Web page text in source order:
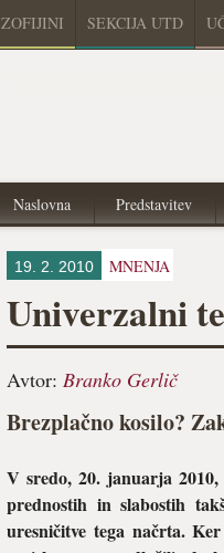
ZOFIJINI SEKCIJA UTD
Naslovna Predstavitev
19. 2. 2010 MNENJA
Univerzalni
Avtor: Branko Gerlič
Brezplačno kosilo?
V sredo, 20. januarja
prednostih in slabostih
uresničitve tega načrta.